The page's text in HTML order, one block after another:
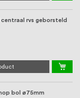
rvs geborsteld
bol ø75mm